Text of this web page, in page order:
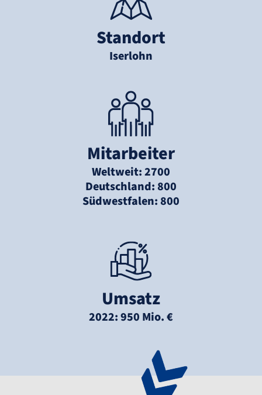
Standort
Iserlohn
Mitarbeiter
Weltweit: 2700
Deutschland: 800
Südwestfalen: 800
Umsatz
2022: 950 Mio. €